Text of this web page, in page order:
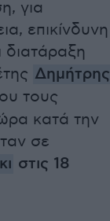
για
επικίνδυνη
Δημήτρης
τους
κατά την
σε
στις 18